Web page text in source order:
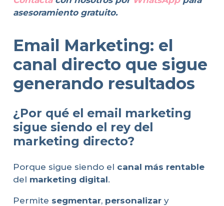
asesoramiento gratuito.
Email Marketing: el
canal directo que sigue
generando resultados
¿Por qué el email marketing
sigue siendo el rey del
marketing directo?
Porque sigue siendo el canal más rentable
del marketing digital.
Permite segmentar, personalizary